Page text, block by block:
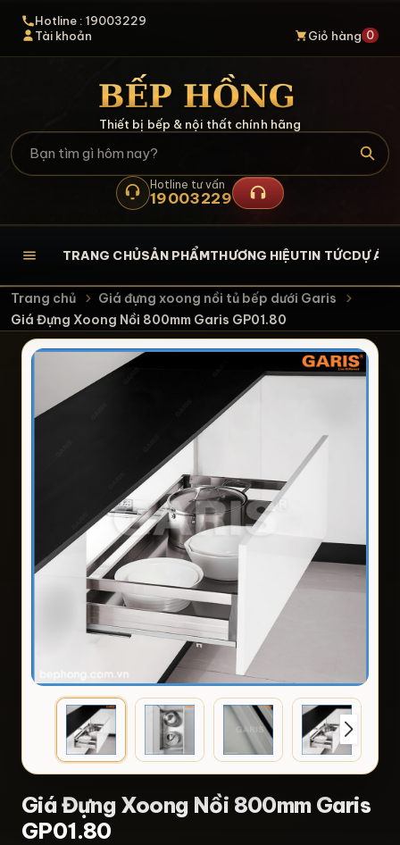
Hotline : 19003229
Tài khoản
Giỏ hàng 0
Thiết bị bếp & nội thất chính hãng
Hotline tư vấn
19003229
TRANG CHỦSẢN PHẨMTHƯƠNG HIỆUTIN TỨCDỰ ÁN
Trang chủ
Giá đựng xoong nồi tủ bếp dưới Garis
Giá Đựng Xoong Nồi 800mm Garis GP01.80
Giá Đựng Xoong Nồi 800mm Garis
GP01.80